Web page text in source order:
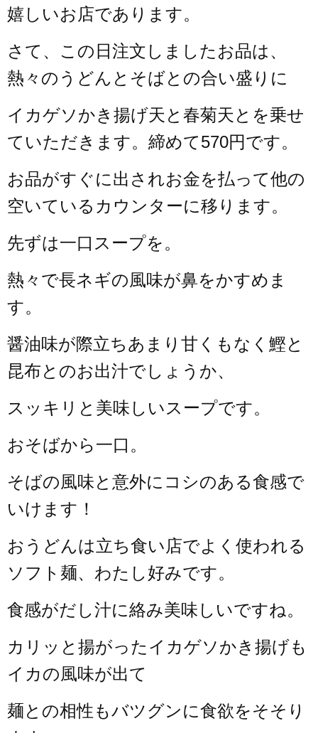
嬉しいお店であります。
さて、この日注文しましたお品は、
熱々のうどんとそばとの合い盛りに
イカゲソかき揚げ天と春菊天とを乗せ
ていただきます。 締めて570円です。
お品がすぐに出されお金を払って他の
空いているカウンターに移ります。
先ずは一口スープを。
熱々で長ネギの風味が鼻をかすめま
す。
醤油味が際立ちあまり甘くもなく鰹と
昆布とのお出汁でしょうか、
スッキリと美味しいスープです。
おそばから一口。
そばの風味と意外にコシのある食感で
いけます！
おうどんは立ち食い店でよく使われる
ソフト麺、わたし好みです。
食感がだし汁に絡み美味しいですね。
カリッと揚がったイカゲソかき揚げも
イカの風味が出て
麺との相性もバツグンに食欲をそそり